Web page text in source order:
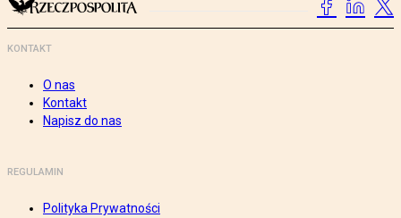
KONTAKT
O nas
Kontakt
Napisz do nas
REGULAMIN
Polityka Prywatności